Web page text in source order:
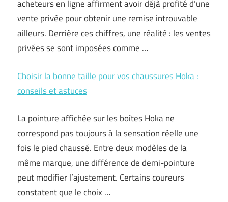
acheteurs en ligne affirment avoir déjà profité d’une
vente privée pour obtenir une remise introuvable
ailleurs. Derrière ces chiffres, une réalité : les ventes
privées se sont imposées comme …
Choisir la bonne taille pour vos chaussures Hoka :
conseils et astuces
La pointure affichée sur les boîtes Hoka ne
correspond pas toujours à la sensation réelle une
fois le pied chaussé. Entre deux modèles de la
même marque, une différence de demi-pointure
peut modifier l’ajustement. Certains coureurs
constatent que le choix …